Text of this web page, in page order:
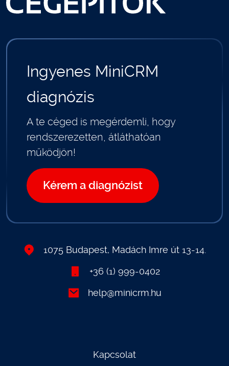
Ingyenes MiniCRM
diagnózis
A te céged is megérdemli, hogy
rendszerezetten, átláthatóan
működjön!
Kérem a diagnózist
1075 Budapest, Madách Imre út 13-14.
+36 (1) 999-0402
help@minicrm.hu
Kapcsolat